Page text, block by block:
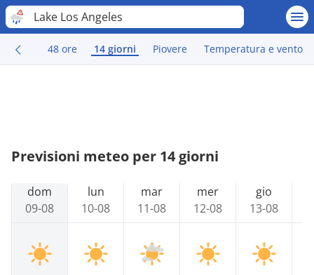
Lake Los Angeles
48 ore 14 giorni Piovere Temperatura e vento
Previsioni meteo per 14 giorni
dom
09-08
lun
10-08
mar
11-08
mer
12-08
gio
13-08